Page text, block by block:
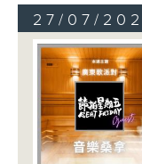
27/07/